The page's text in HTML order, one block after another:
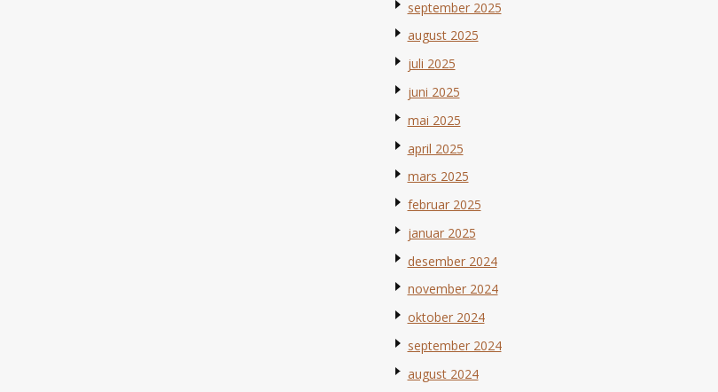
september 2025
august 2025
juli 2025
juni 2025
mai 2025
april 2025
mars 2025
februar 2025
januar 2025
desember 2024
november 2024
oktober 2024
september 2024
august 2024